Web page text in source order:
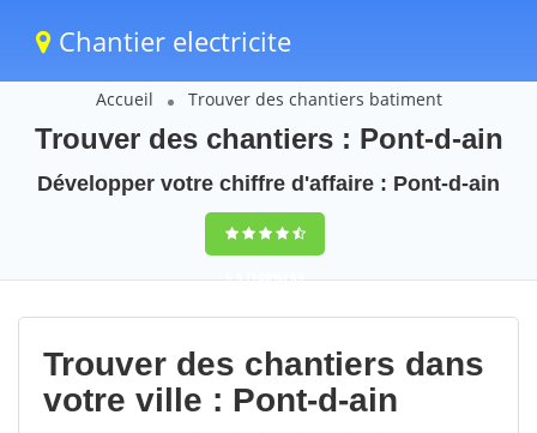
Chantier electricite
Accueil Trouver des chantiers batiment
Trouver des chantiers : Pont-d-ain
Développer votre chiffre d'affaire : Pont-d-ain
9,5(100%)64
votes
Trouver des chantiers dans
votre ville : Pont-d-ain